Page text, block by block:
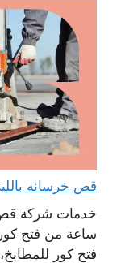
قص خرسانه بالليزر الكويت
ساعة من فتح
فتح كور